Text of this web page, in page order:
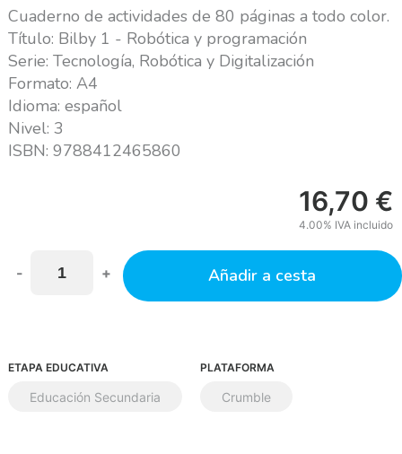
Cuaderno de actividades de 80 páginas a todo color.
Título: Bilby 1 - Robótica y programación
Serie: Tecnología, Robótica y Digitalización
Formato: A4
Idioma: español
Nivel: 3
ISBN: 9788412465860
16,70 €
4.00% IVA incluido
- + Añadir a cesta
ETAPA EDUCATIVA
Educación Secundaria
PLATAFORMA
Crumble